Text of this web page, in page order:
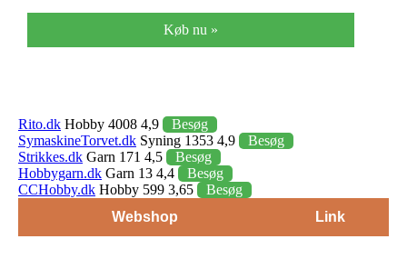
Køb nu »
Rito.dk Hobby 4008 4,9
Besøg
SymaskineTorvet.dk Syning 1353 4,9
Besøg
Strikkes.dk Garn 171 4,5
Besøg
Hobbygarn.dk Garn 13 4,4
Besøg
CCHobby.dk Hobby 599 3,65
Besøg
Webshop
Link